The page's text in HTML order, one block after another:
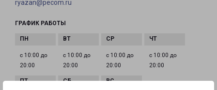
ryazan@pecom.ru
ГРАФИК РАБОТЫ
с 10:00 до
20:00
с 10:00 до
20:00
с 10:00 до
20:00
с 10:00 до
20:00